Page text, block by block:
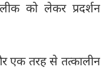
को लेकर प्रदर्शन
एक तरह से तत्कालीन